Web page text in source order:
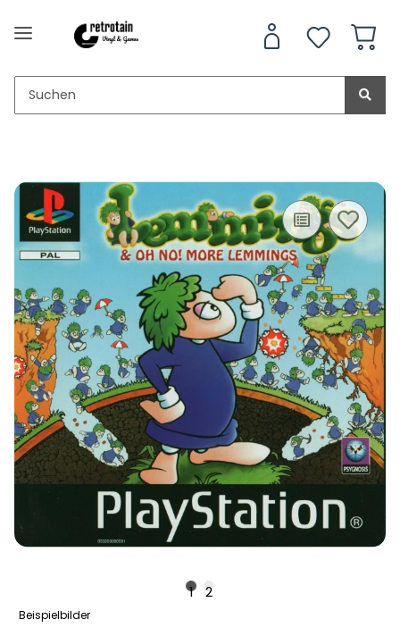
1 2
Beispielbilder